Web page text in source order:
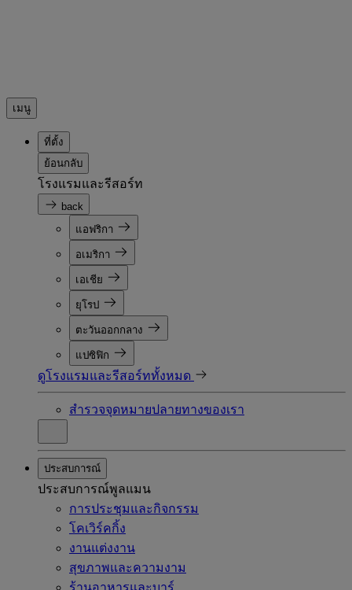
เมนู
ที่ตั้ง
ย้อนกลับ
โรงแรมและรีสอร์ท
back
แอฟริกา
อเมริกา
เอเชีย
ยุโรป
ตะวันออกกลาง
แปซิฟิก
ดูโรงแรมและรีสอร์ททั้งหมด
สำรวจจุดหมายปลายทางของเรา
ประสบการณ์
ประสบการณ์พูลแมน
การประชุมและกิจกรรม
โคเวิร์คกิ้ง
งานแต่งงาน
สุขภาพและความงาม
ร้านอาหารและบาร์